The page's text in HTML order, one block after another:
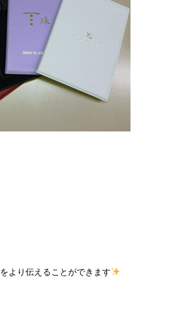
をより伝えることができます